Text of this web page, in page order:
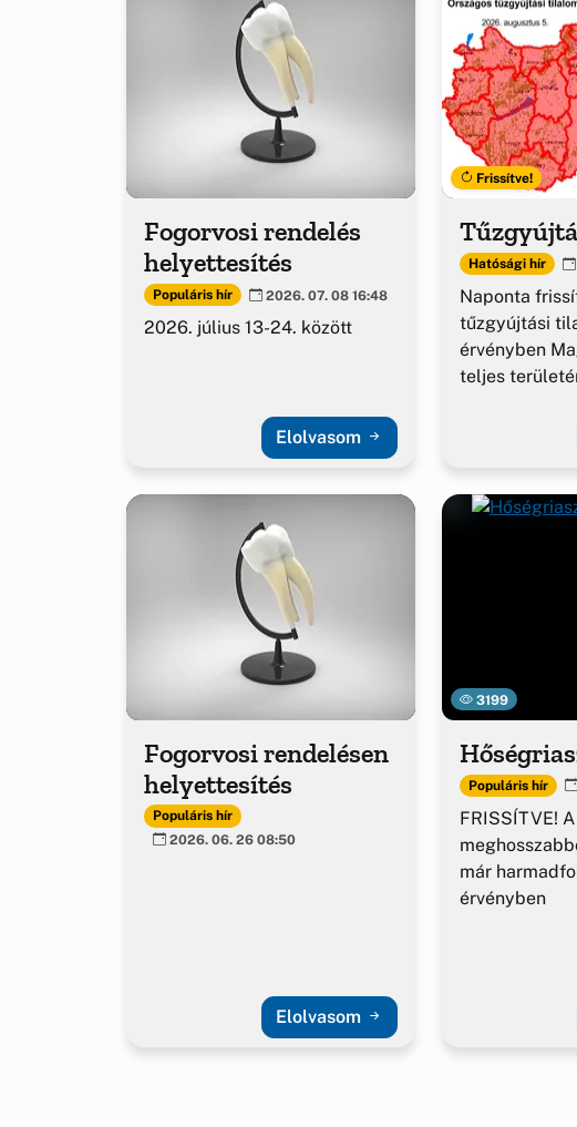
Fogorvosi rendelés
helyettesítés
Populáris hír 2026. 07. 08 16:48
2026. július 13-24. között
Elolvasom
Frissítve!
Hatósági hír
Naponta
tűzgyújtási
érvényben
teljes
Fogorvosi rendelésen
helyettesítés
Populáris hír
2026. 06. 26 08:50
Elolvasom
3199
Populáris hír
FRISSÍTVE!
már
érvényben